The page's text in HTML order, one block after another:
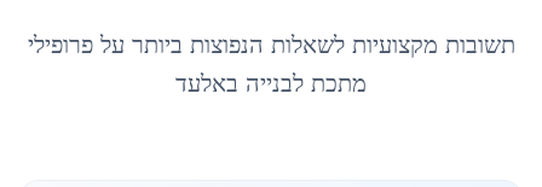
תשובות מקצועיות לשאלות הנפוצות ביותר עלפרופילי
מתכת לבנייה באלעד